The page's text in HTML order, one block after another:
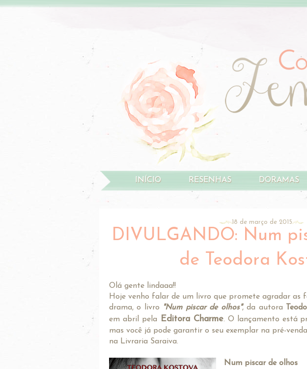
INÍCIO RESENHAS DORAMAS
18 de março de 2015
DIVULGANDO: Num
de Teodora
Olá gente lindaaa!!
Hoje venho falar de um livro que promete agradar as
drama, o livro
"Num piscar de olhos", da autora
em abril pela
Editora Charme. O lançamento está
mas você já pode garantir o seu exemplar na pré-
na Livraria Saraiva.
Num piscar de olhos